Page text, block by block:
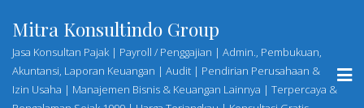
content
Mitra Konsultindo Group
Jasa Konsultan Pajak | Payroll / Penggajian | Admin., Pembukuan,
Akuntansi, Laporan Keuangan | Audit | Pendirian Perusahaan &
Izin Usaha | Manajemen Bisnis & Keuangan Lainnya | Terpercaya &